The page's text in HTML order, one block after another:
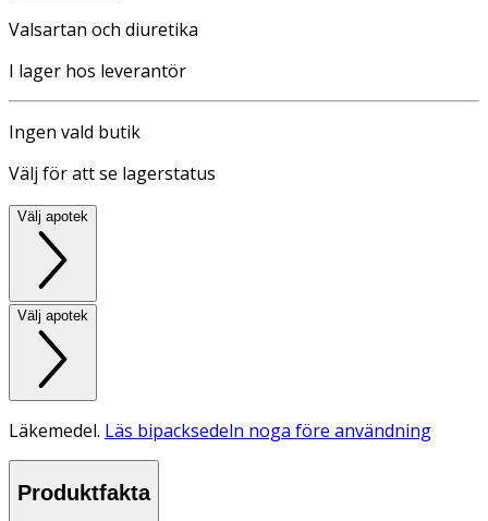
Valsartan och diuretika
I lager hos leverantör
Ingen vald butik
Välj för att se lagerstatus
Välj apotek
Välj apotek
Läkemedel. Läs bipacksedeln noga före användning
Produktfakta